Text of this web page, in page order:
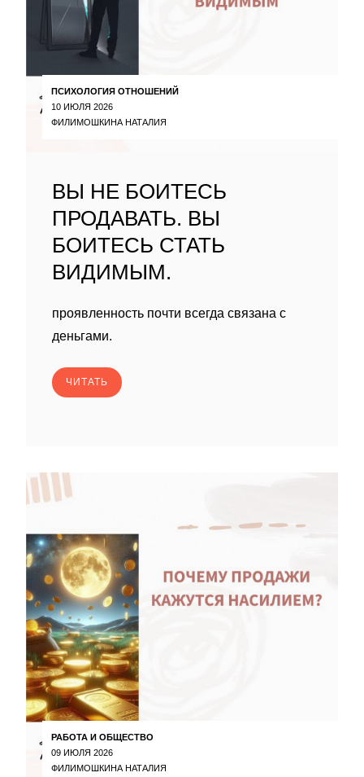
ПСИХОЛОГИЯ ОТНОШЕНИЙ
10 ИЮЛЯ 2026
ФИЛИМОШКИНА НАТАЛИЯ
ВЫ НЕ БОИТЕСЬ
ПРОДАВАТЬ. ВЫ
БОИТЕСЬ СТАТЬ
ВИДИМЫМ.
проявленность почти всегда связана с
деньгами.
ЧИТАТЬ
РАБОТА И ОБЩЕСТВО
09 ИЮЛЯ 2026
ФИЛИМОШКИНА НАТАЛИЯ